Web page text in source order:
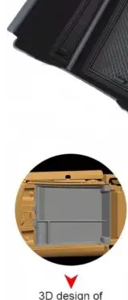
Portbagaj
Accesorii
Parfum
Copertine
Incalzitor
Antifurt